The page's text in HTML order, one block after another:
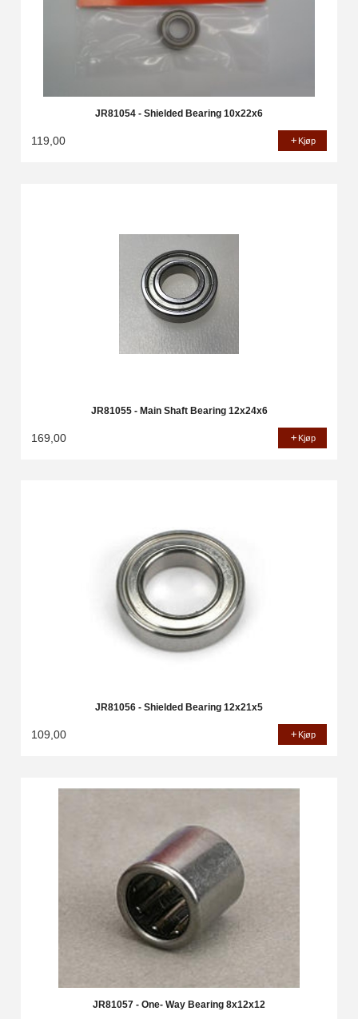
JR81054 - Shielded Bearing 10x22x6
119,00 Kjøp
JR81055 - Main Shaft Bearing 12x24x6
169,00 Kjøp
JR81056 - Shielded Bearing 12x21x5
109,00 Kjøp
JR81057 - One- Way Bearing 8x12x12